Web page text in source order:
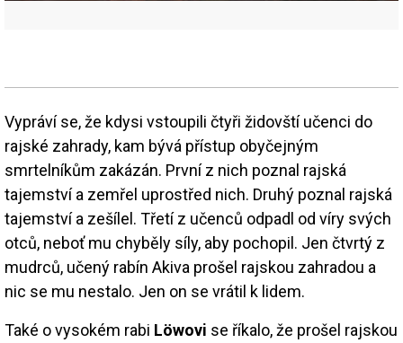
Vypráví se, že kdysi vstoupili čtyři židovští učenci do
rajské zahrady, kam bývá přístup obyčejným
smrtelníkům zakázán. První z nich poznal rajská
tajemství a zemřel uprostřed nich. Druhý poznal rajská
tajemství a zešílel. Třetí z učenců odpadl od víry svých
otců, neboť mu chyběly síly, aby pochopil. Jen čtvrtý z
mudrců, učený rabín Akiva prošel rajskou zahradou a
nic se mu nestalo. Jen on se vrátil k lidem.
Také o vysokém rabi Löwovi se říkalo, že prošel rajskou